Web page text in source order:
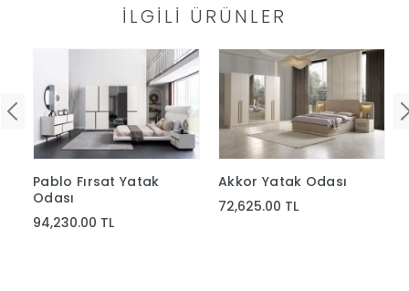
İLGILI ÜRÜNLER
Pablo Fırsat Yatak
Odası
94,230.00 TL
Akkor Yatak Odası
72,625.00 TL